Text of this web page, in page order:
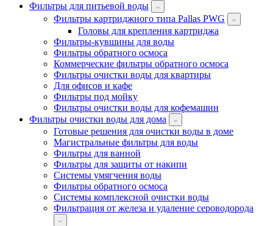
Фильтры для питьевой воды
Фильтры картриджного типа Pallas PWG
Головы для крепления картриджа
Фильтры-кувшины для воды
Фильтры обратного осмоса
Коммерческие фильтры обратного осмоса
Фильтры очистки воды для квартиры
Для офисов и кафе
Фильтры под мойку
Фильтры очистки воды для кофемашин
Фильтры очистки воды для дома
Готовые решения для очистки воды в доме
Магистральные фильтры для воды
Фильтры для ванной
Фильтры для защиты от накипи
Системы умягчения воды
Фильтры обратного осмоса
Системы комплексной очистки воды
Фильтрация от железа и удаление сероводорода